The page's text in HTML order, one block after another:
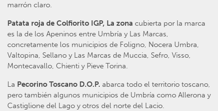
marrón claro.
Patata roja de Colfiorito IGP, La zona cubierta por la marca
es la de los Apeninos entre Umbría y Las Marcas,
concretamente los municipios de Foligno, Nocera Umbra,
Valtopina, Sellano y Las Marcas de Muccia, Sefro, Visso,
Montecavallo, Chienti y Pieve Torina.
La Pecorino Toscano D.O.P. abarca todo el territorio toscano,
pero también algunos municipios de Umbría como Allerona y
Castiglione del Lago y otros del norte del Lacio.